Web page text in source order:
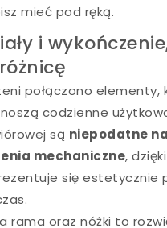
mieć pod ręką.
i
połączono elementy,
codzienne
są niepodatne na
mechaniczne,
się estetycznie
rama oraz nóżki to